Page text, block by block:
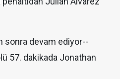
sonra devam ediyor--
57. dakikada Jonathan